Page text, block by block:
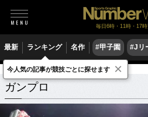
毎日6時・11時・17
最新 ランキング 名作 #甲子園 #Jリ
ガンプロ 関連記事
ガンプロ
今人気の記事が競技ごとに探せます ×